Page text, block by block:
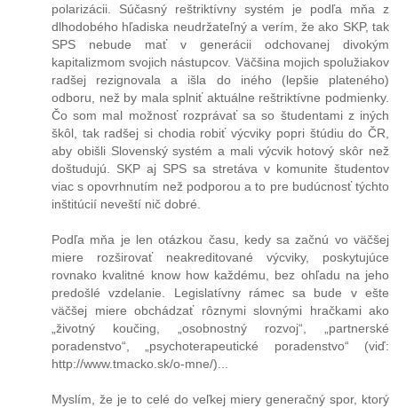
polarizácii. Súčasný reštriktívny systém je podľa mňa z
dlhodobého hľadiska neudržateľný a verím, že ako SKP, tak
SPS nebude mať v generácii odchovanej divokým
kapitalizmom svojich nástupcov. Väčšina mojich spolužiakov
radšej rezignovala a išla do iného (lepšie plateného)
odboru, než by mala splniť aktuálne reštriktívne podmienky.
Čo som mal možnosť rozprávať sa so študentami z iných
škôl, tak radšej si chodia robiť výcviky popri štúdiu do ČR,
aby obišli Slovenský systém a mali výcvik hotový skôr než
doštudujú. SKP aj SPS sa stretáva v komunite študentov
viac s opovrhnutím než podporou a to pre budúcnosť týchto
inštitúcií neveští nič dobré.
Podľa mňa je len otázkou času, kedy sa začnú vo väčšej
miere rozširovať neakreditované výcviky, poskytujúce
rovnako kvalitné know how každému, bez ohľadu na jeho
predošlé vzdelanie. Legislatívny rámec sa bude v ešte
väčšej miere obchádzať rôznymi slovnými hračkami ako
„životný koučing, „osobnostný rozvoj“, „partnerské
poradenstvo“, „psychoterapeutické poradenstvo“ (viď:
http://www.tmacko.sk/o-mne/)...
Myslím, že je to celé do veľkej miery generačný spor, ktorý